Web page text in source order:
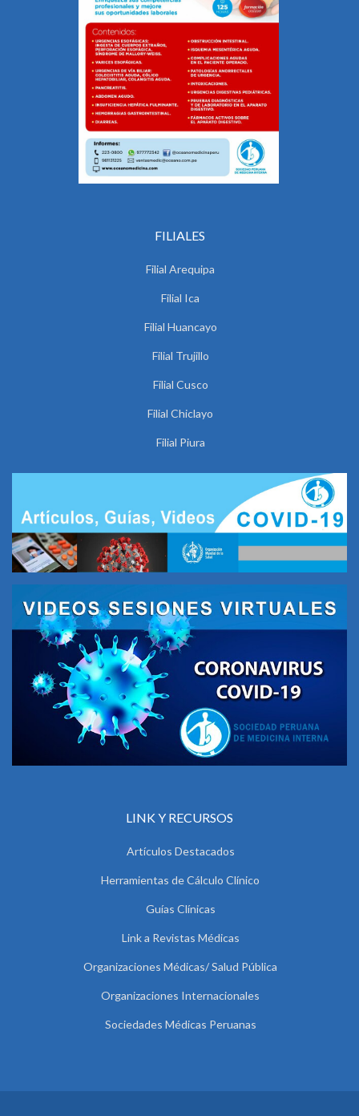
FILIALES
Filial Arequipa
Filial Ica
Filial Huancayo
Filial Trujillo
Filial Cusco
Filial Chiclayo
Filial Piura
LINK Y RECURSOS
Artículos Destacados
Herramientas de Cálculo Clínico
Guías Clínicas
Link a Revistas Médicas
Organizaciones Médicas/ Salud Pública
Organizaciones Internacionales
Sociedades Médicas Peruanas